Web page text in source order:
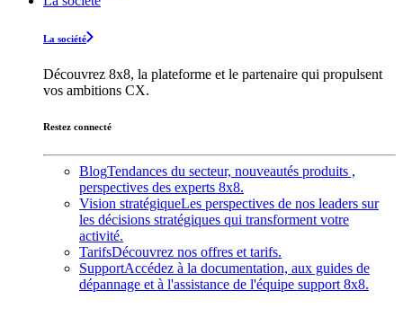
La société
Découvrez 8x8, la plateforme et le partenaire qui propulsent
vos ambitions CX.
Restez connecté
BlogTendances du secteur, nouveautés produits ,
perspectives des experts 8x8.
Vision stratégiqueLes perspectives de nos leaders sur
les décisions stratégiques qui transforment votre
activité.
TarifsDécouvrez nos offres et tarifs.
SupportAccédez à la documentation, aux guides de
dépannage et à l'assistance de l'équipe support 8x8.